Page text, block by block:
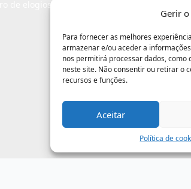
Gerir
Para fornecer as melhores
armazenar e/ou aceder a
nos permitirá processar dados, como
neste site. Não consentir ou retirar o
recursos e funções.
Aceitar
Política de
de elogios